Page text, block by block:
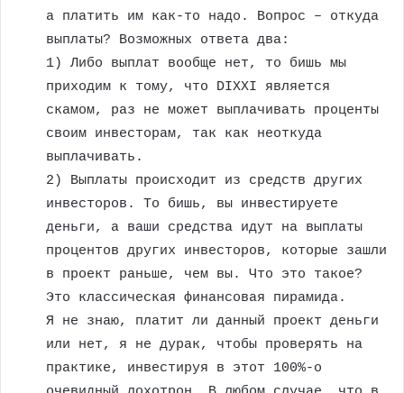
а платить им как-то надо. Вопрос – откуда
выплаты? Возможных ответа два:
1) Либо выплат вообще нет, то бишь мы
приходим к тому, что DIXXI является
скамом, раз не может выплачивать проценты
своим инвесторам, так как неоткуда
выплачивать.
2) Выплаты происходит из средств других
инвесторов. То бишь, вы инвестируете
деньги, а ваши средства идут на выплаты
процентов других инвесторов, которые зашли
в проект раньше, чем вы. Что это такое?
Это классическая финансовая пирамида.
Я не знаю, платит ли данный проект деньги
или нет, я не дурак, чтобы проверять на
практике, инвестируя в этот 100%-о